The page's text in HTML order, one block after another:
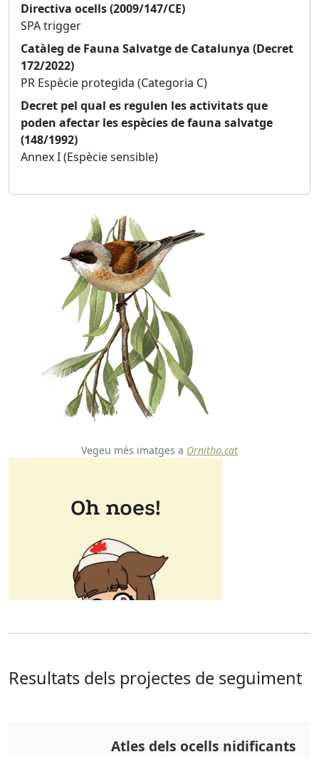
Directiva ocells (2009/147/CE)
SPA trigger
Catàleg de Fauna Salvatge de Catalunya (Decret
172/2022)
PR Espècie protegida (Categoria C)
Decret pel qual es regulen les activitats que
poden afectar les espècies de fauna salvatge
(148/1992)
Annex I (Espècie sensible)
Vegeu més imatges a Ornitho.cat
Resultats dels projectes de seguiment
Atles dels ocells nidificants